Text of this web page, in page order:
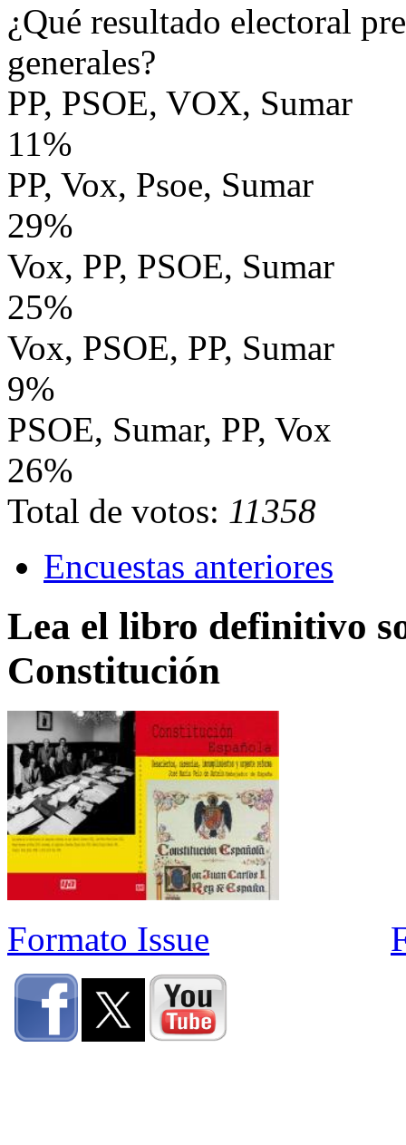
¿Qué resultado electoral
generales?
PP, PSOE, VOX, Sumar
11%
PP, Vox, Psoe, Sumar
29%
Vox, PP, PSOE, Sumar
25%
Vox, PSOE, PP, Sumar
9%
PSOE, Sumar, PP, Vox
26%
Total de votos: 11358
Encuestas anteriores
Lea el libro definitivo
Constitución
Formato Issue